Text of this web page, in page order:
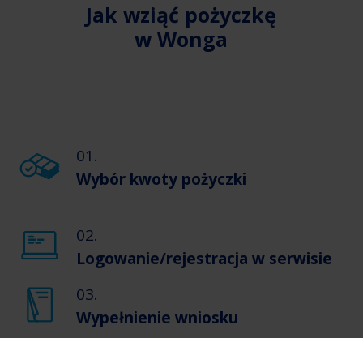
Jak wziąć pożyczkę
w Wonga
01.
Wybór kwoty pożyczki
02.
Logowanie/rejestracja w serwisie
03.
Wypełnienie wniosku